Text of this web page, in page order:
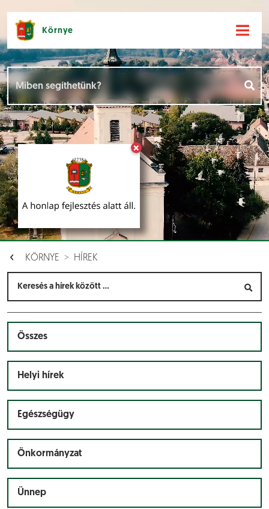
×
Környe
KÖRNYE HÍREK
Összes
Helyi hírek
Egészségügy
Önkormányzat
Ünnep
Hírek [
Események []
Dokumentumok []
Aloldalak [ ]